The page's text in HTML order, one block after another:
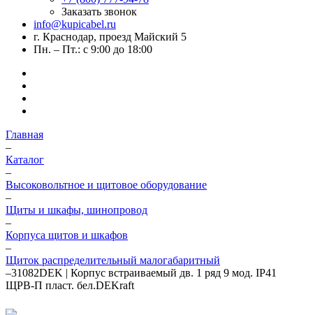
Заказать звонок
info@kupicabel.ru
г. Краснодар, проезд Майский 5
Пн. – Пт.: с 9:00 до 18:00
Главная
–
Каталог
–
Высоковольтное и щитовое оборудование
–
Щиты и шкафы, шинопровод
–
Корпуса щитов и шкафов
–
Щиток распределительный малогабаритный
–31082DEK | Корпус встраиваемый дв. 1 ряд 9 мод. IP41
ЩРВ-П пласт. бел.DEKraft